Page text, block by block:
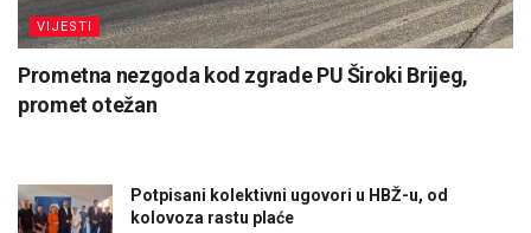
VIJESTI
Prometna nezgoda kod zgrade PU Široki Brijeg,
promet otežan
Potpisani kolektivni ugovori u HBŽ-u, od
kolovoza rastu plaće